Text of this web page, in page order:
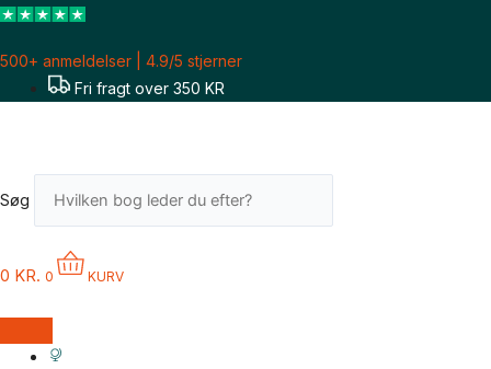
Gå
indholdet
500+ anmeldelser | 4.9/5 stjerner
Fri fragt over 350 KR
Søg
0 KR. 0 KURV